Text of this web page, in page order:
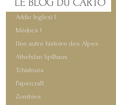
Addio Inglesi !
Médocs !
Une autre histoire des Alpes
Athelstan Spilhaus
Tchiatoura
Papercraft
Zombies